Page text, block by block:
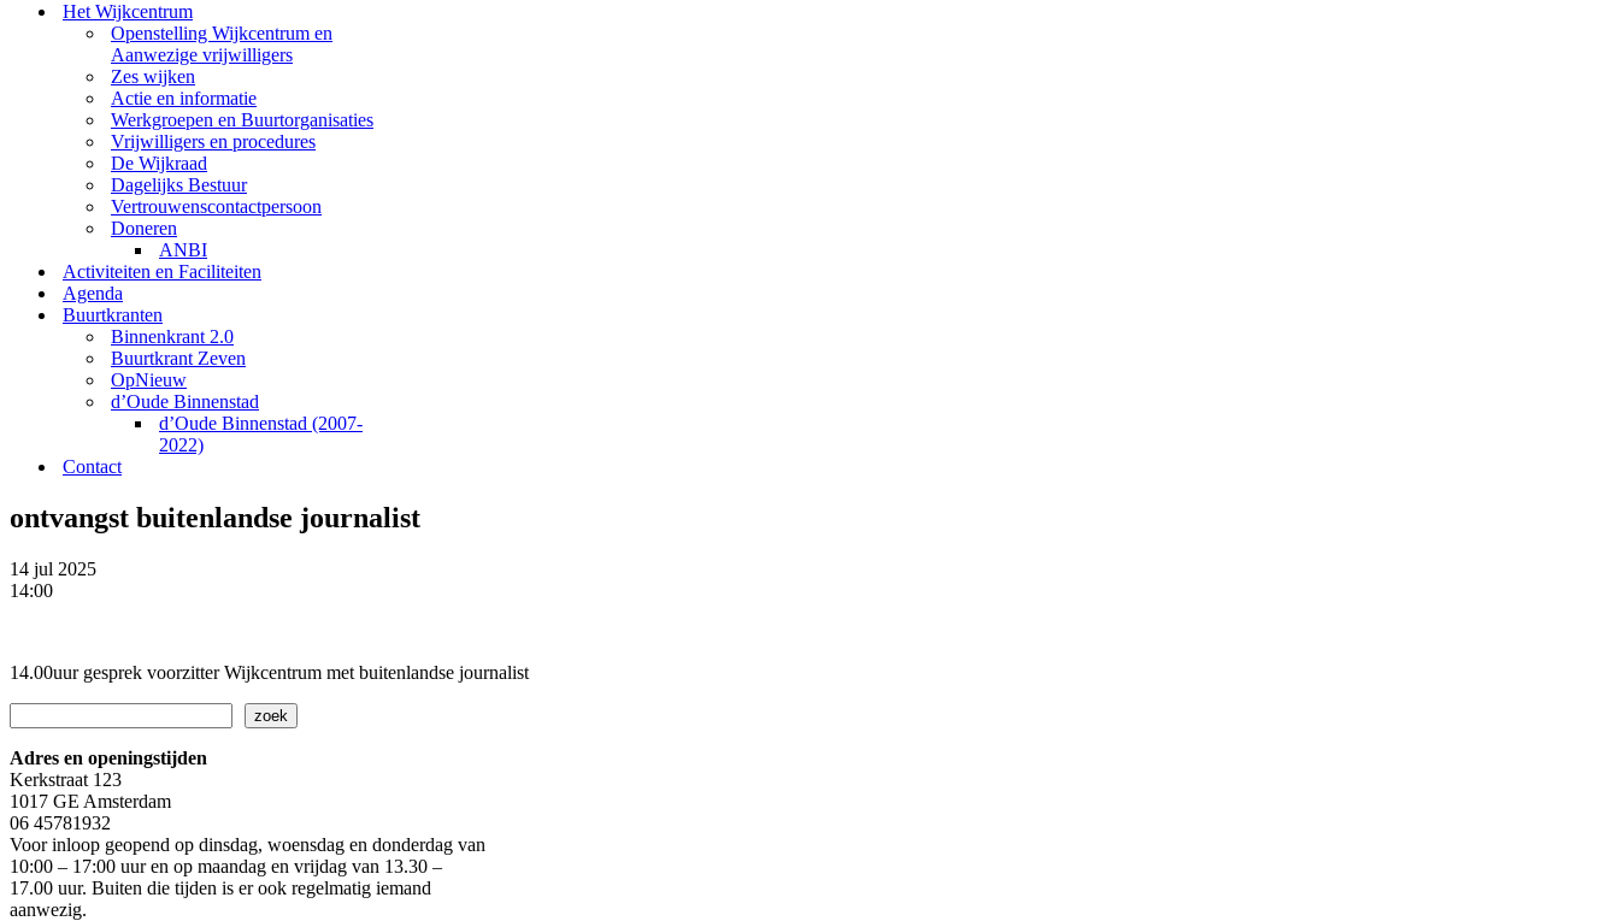
Het Wijkcentrum
Openstelling Wijkcentrum en
Aanwezige vrijwilligers
Zes wijken
Actie en informatie
Werkgroepen en Buurtorganisaties
Vrijwilligers en procedures
De Wijkraad
Dagelijks Bestuur
Vertrouwenscontactpersoon
Doneren
ANBI
Activiteiten en Faciliteiten
Agenda
Buurtkranten
Binnenkrant 2.0
Buurtkrant Zeven
OpNieuw
d’Oude Binnenstad
d’Oude Binnenstad (2007-
2022)
Contact
ontvangst buitenlandse journalist
14 jul 2025
14:00
14.00uur gesprek voorzitter Wijkcentrum met buitenlandse journalist
zoek
Adres en openingstijden
Kerkstraat 123
1017 GE Amsterdam
06 45781932
Voor inloop geopend op dinsdag, woensdag en donderdag van
10:00 – 17:00 uur en op maandag en vrijdag van 13.30 –
17.00 uur. Buiten die tijden is er ook regelmatig iemand
aanwezig.